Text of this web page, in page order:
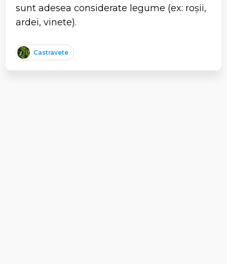
sunt adesea considerate legume (ex: roșii,
ardei, vinete).
Castravete